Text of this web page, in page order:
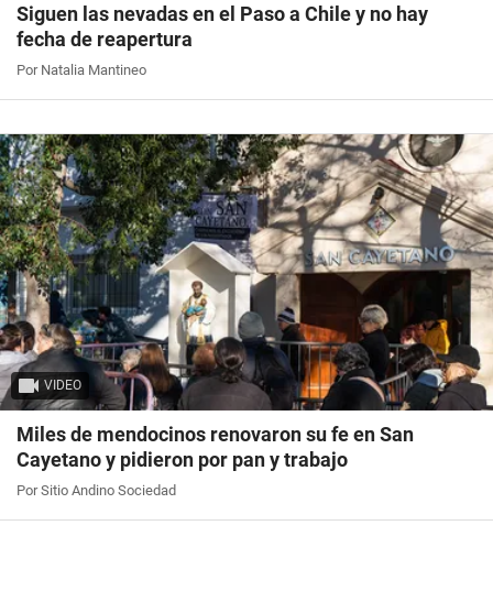
Siguen las nevadas en el Paso a Chile y no hay
fecha de reapertura
Por Natalia Mantineo
VIDEO
Miles de mendocinos renovaron su fe en San
Cayetano y pidieron por pan y trabajo
Por Sitio Andino Sociedad